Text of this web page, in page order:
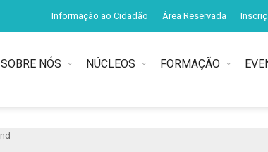
Informação ao Cidadão Área Reservada
SOBRE NÓS NÚCLEOS FORMAÇÃO